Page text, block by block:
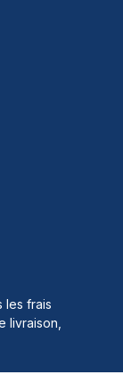
les frais
livraison,